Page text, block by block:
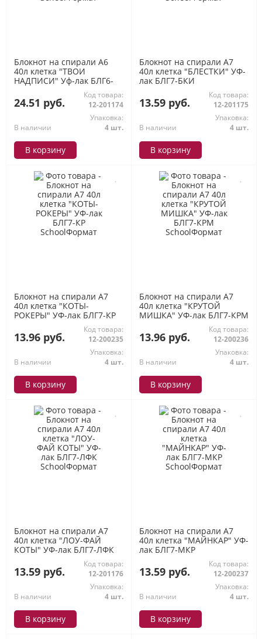
Блокнот на спирали А6
40л клетка "ТВОИ
НАДПИСИ" Уф-лак БЛГ6-
24.51 руб.
Код товара:
12-201174
В наличии
Упаковка:
4 шт.
В корзину
Блокнот на спирали А7
40л клетка "БЛЕСТКИ" УФ-
лак БЛГ7-БКИ
13.59 руб.
Код товара:
12-201175
В наличии
Упаковка:
4 шт.
В корзину
Блокнот на спирали А7
40л клетка "КОТЫ-
РОКЕРЫ" УФ-лак БЛГ7-КР
13.96 руб.
Код товара:
12-200235
В наличии
Упаковка:
4 шт.
В корзину
Блокнот на спирали А7
40л клетка "КРУТОЙ
МИШКА" УФ-лак БЛГ7-КРМ
13.96 руб.
Код товара:
12-200236
В наличии
Упаковка:
4 шт.
В корзину
Блокнот на спирали А7
40л клетка "ЛОУ-ФАЙ
КОТЫ" УФ-лак БЛГ7-ЛФК
13.59 руб.
Код товара:
12-201176
В наличии
Упаковка:
4 шт.
В корзину
Блокнот на спирали А7
40л клетка "МАЙНКАР" УФ-
лак БЛГ7-МКР
13.59 руб.
Код товара:
12-200237
В наличии
Упаковка:
4 шт.
В корзину